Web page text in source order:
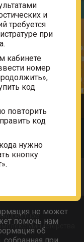
бюджетное
Министерства
Яндекс
ООО
Л. Толстого, 16
технологию
не может
помочь нам
об
и
требуется
при
кабинете
номер
код
повторить
код
нужно
кнопку